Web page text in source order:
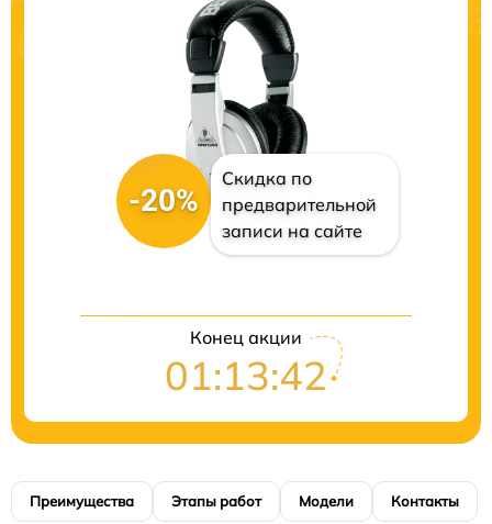
-20%
Скидка по
предварительной
записи на сайте
Конец акции
01:13:42
Преимущества Этапы работ Модели Контакты